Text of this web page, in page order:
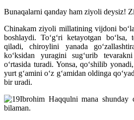
Bunaqalarni qanday ham ziyoli deysiz!
Chinakam ziyoli millatining vijdoni
boshlaydi. Toʻgʻri ketayotgan
qiladi, chiroylini yanada
koʻksidan yuragini sugʻurib
oʻrtasida turadi. Yonsa, qoʻshilib
yurt gʻamini oʻz gʻamidan oldinga
bir uradi.
Ibrohim Haqqulni mana shunday
bilaman.